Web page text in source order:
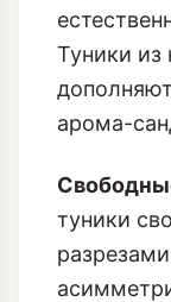
Туники из
арома-
туники